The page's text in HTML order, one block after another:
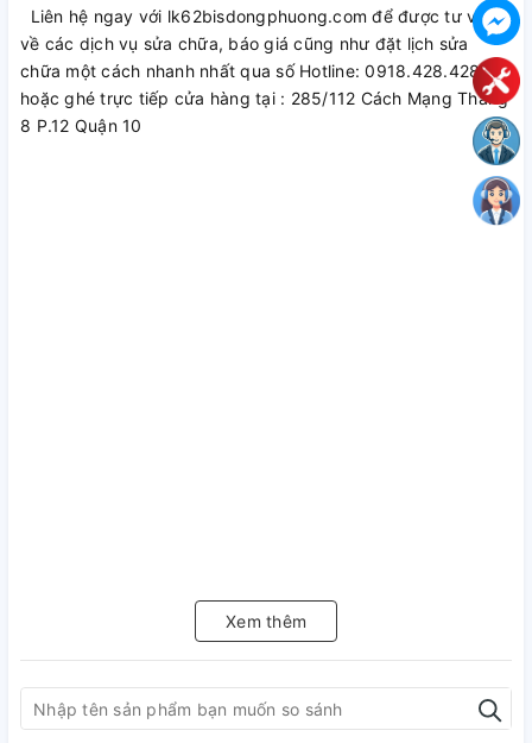
Liên hệ ngay với lk62bisdongphuong.com để được tư vấn
về các dịch vụ sửa chữa, báo giá cũng như đặt lịch sửa
chữa một cách nhanh nhất qua số Hotline: 0918.428.428
hoặc ghé trực tiếp cửa hàng tại : 285/112 Cách Mạng Tháng
8 P.12 Quận 10
Xem thêm